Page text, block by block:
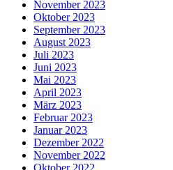
November 2023
Oktober 2023
September 2023
August 2023
Juli 2023
Juni 2023
Mai 2023
April 2023
März 2023
Februar 2023
Januar 2023
Dezember 2022
November 2022